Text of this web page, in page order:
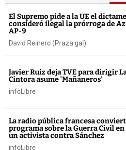
El Supremo pide a la UE el
consideró ilegal la prórroga de
AP-9
David Reinero (Praza.gal)
Javier Ruiz deja TVE para dirigir
Cintora asume 'Mañaneros'
infoLibre
La radio pública francesa
programa sobre la Guerra Civil
un activista contra Sánchez
infoLibre